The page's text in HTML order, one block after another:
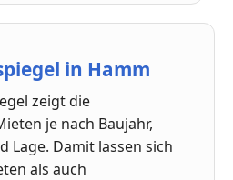
in Hamm
zeigt die
je nach Baujahr,
Lage. Damit lassen sich
als auch